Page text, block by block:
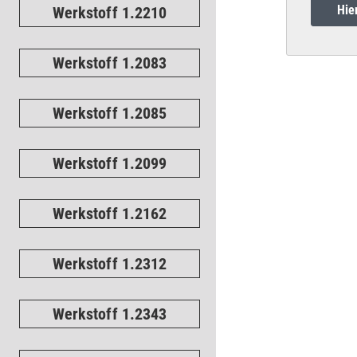
Werkstoff 1.2210
Werkstoff 1.2083
Werkstoff 1.2085
Werkstoff 1.2099
Werkstoff 1.2162
Werkstoff 1.2312
Werkstoff 1.2343